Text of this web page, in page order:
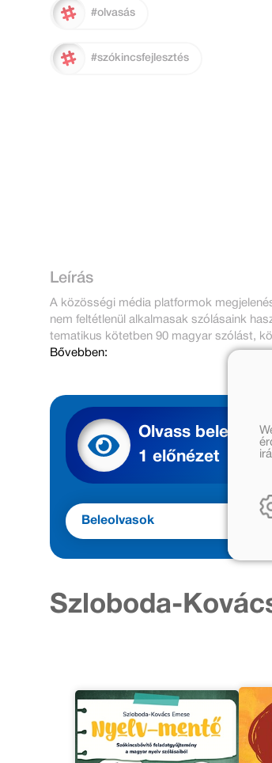
#olvasás
#szókincsfejlesztés
Leírás
A közösségi média platformok
nem feltétlenül alkalmasak szólásaink
tematikus kötetben 90 magyar szólást,
Bővebben:
Olvass bele
1 előnézet
Beleolvasok
Szloboda-